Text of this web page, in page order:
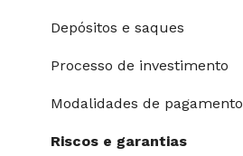
Depósitos e saques
Processo de investimento
Modalidades de pagamento
Riscos e garantias